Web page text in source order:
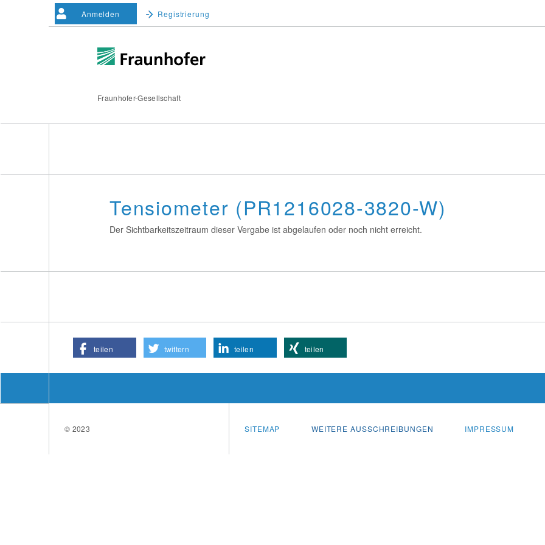
Fraunhofer-Gesellschaft
Anmelden Registrierung
Tensiometer (PR1216028-3820-W)
Der Sichtbarkeitszeitraum dieser Vergabe ist abgelaufen oder noch nicht erreicht.
teilen twittern teilen teilen
SITEMAP WEITERE AUSSCHREIBUNGEN IMPRESSUM
© 2023